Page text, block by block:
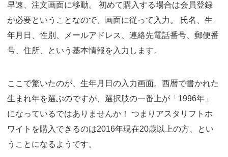
早速、注文画面に移動。 初めて購入する場合は会員登録
が必要ということなので、画面に従って入力。 氏名、生
年月日、性別、メールアドレス、連絡先電話番号、郵便番
号、住所、という基本情報を入力します。
ここで驚いたのが、生年月日の入力画面。西暦で書かれた
生まれ年を選ぶのですが、選択肢の一番上が「1996年」
になっているではありませんか！ つまりアスタリフトホ
ワイトを購入できるのは2016年現在20歳以上の方、とい
うことになるようです。